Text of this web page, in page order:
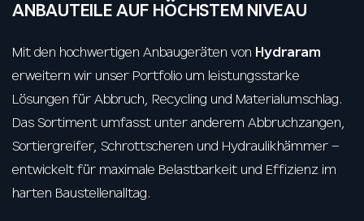
ANBAUTEILE AUF HÖCHSTEM NIVEAU
Mit den hochwertigen Anbaugeräten von Hydraram
erweitern wir unser Portfolio um leistungsstarke
Lösungen für Abbruch, Recycling und Materialumschlag.
Das Sortiment umfasst unter anderem Abbruchzangen,
Sortiergreifer, Schrottscheren und Hydraulikhämmer –
entwickelt für maximale Belastbarkeit und Effizienz im
harten Baustellenalltag.